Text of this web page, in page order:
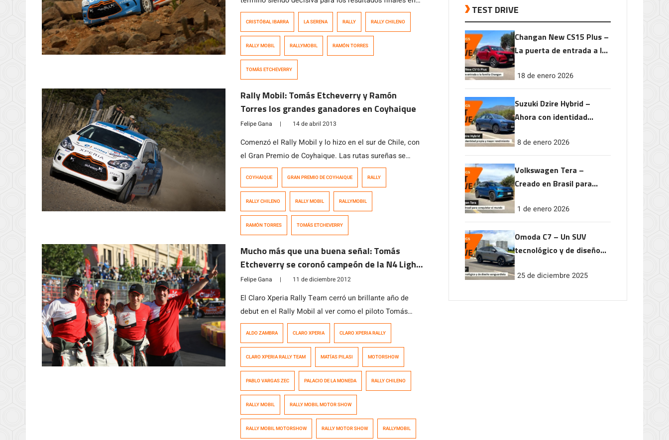
las principales categorías del Campeonato RallyMobil.
guardarse y conservar en la segunda mitad de la
carrera. Hoy las tripulaciones ganadoras salieron a
buscar el triunfo y lo […]
CRISTÓBAL IBARRA LA SERENA RALLY RALLY CHILENO
RALLY MOBIL RALLYMOBIL RAMÓN TORRES
TOMÁS ETCHEVERRY
Rally Mobil: Tomás Etcheverry y Ramón
Torres los grandes ganadores en Coyhaique
Felipe Gana | 14 de abril 2013
Comenzó el Rally Mobil y lo hizo en el sur de Chile, con
el Gran Premio de Coyhaique. Las rutas sureñas se
adelantaban muy duras para los vehículos,
especialmente en esta primera fecha del año. El buen
primera vez en las rutas a la categoría R3 […]
COYHAIQUE GRAN PREMIO DE COYHAIQUE RALLY
RALLY CHILENO RALLY MOBIL RALLYMOBIL
RAMÓN TORRES TOMÁS ETCHEVERRY
Mucho más que una buena señal: Tomás
Etcheverry se coronó campeón de la N4 Light
en el Rally Mobil Motorshow
Felipe Gana | 11 de diciembre 2012
El Claro Xperia Rally Team cerró un brillante año de
debut en el Rally Mobil al ver como el piloto Tomás
Etcheverry y su navegante Aldo Zambra se coronaban
Ramón Torres en una vibrante definición en el Rally
Mobil Motorshow realizado en el frontis del Palacio […]
ALDO ZAMBRA CLARO XPERIA CLARO XPERIA RALLY
CLARO XPERIA RALLY TEAM MATÍAS PILASI MOTORSHOW
PABLO VARGAS ZEC PALACIO DE LA MONEDA RALLY CHILENO
RALLY MOBIL RALLY MOBIL MOTOR SHOW
RALLY MOBIL MOTORSHOW RALLY MOTOR SHOW RALLYMOBIL
TEST DRIVE
Changan New CS15 Plus –
La puerta de entrada a la
18 de enero 2026
Suzuki Dzire Hybrid –
Ahora con identidad
rendimiento
8 de enero 2026
Volkswagen Tera –
Creado en Brasil para
1 de enero 2026
Omoda C7 – Un SUV
tecnológico y de diseño
25 de diciembre 2025